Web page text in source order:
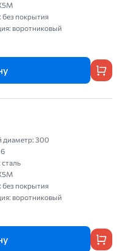
покрытия
воротниковый
300
покрытия
воротниковый